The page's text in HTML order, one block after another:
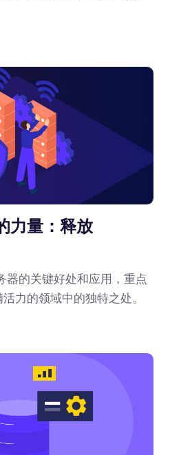
力量：释放
器的关键好处和应用，重点
力的领域中的独特之处。